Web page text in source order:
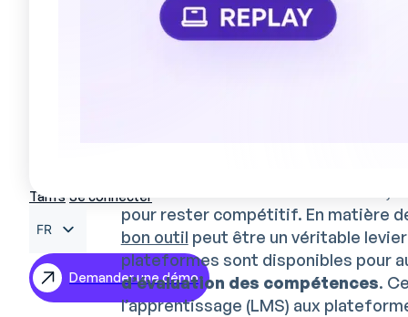
Tarifs Se connecter
FR
EN
ES
Demander une démo
Étape 2 : Les outils
pour rester compétitif. En matière
bon outil peut être un véritable
plateformes sont disponibles pour
d’évaluation des compétences.
l’apprentissage (LMS) aux